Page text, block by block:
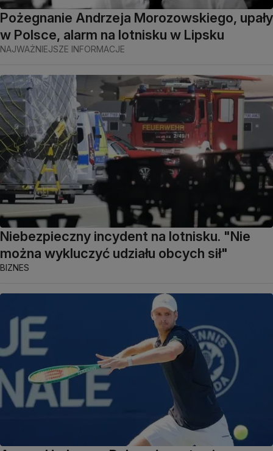
Pożegnanie Andrzeja Morozowskiego, upały
w Polsce, alarm na lotnisku w Lipsku
NAJWAŻNIEJSZE INFORMACJE
Niebezpieczny incydent na lotnisku. "Nie
można wykluczyć udziału obcych sił"
BIZNES